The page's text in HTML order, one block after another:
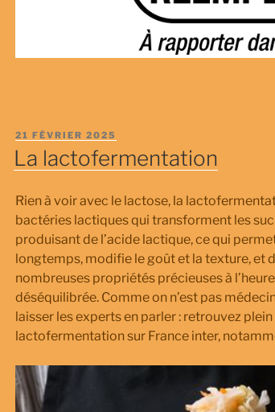
PUBLIÉ
LE
21 FÉVRIER 2025
La lactofermentation
Rien à voir avec le lactose, la
bactéries lactiques qui transforment les
produisant de l’acide lactique, ce qui
longtemps, modifie le goût et la texture, et
nombreuses propriétés précieuses à
déséquilibrée. Comme on n’est pas
laisser les experts en parler : retrouvez
lactofermentation sur France inter,